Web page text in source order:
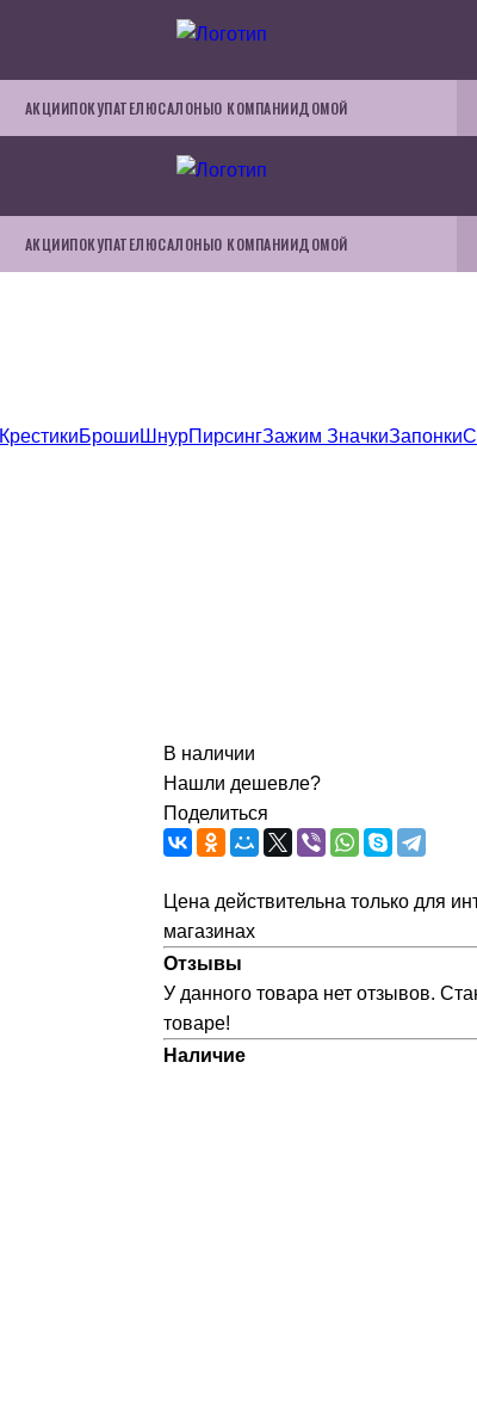
АКЦИИПОКУПАТЕЛЮСАЛОНЫО КОМПАНИИДОМОЙ
АКЦИИПОКУПАТЕЛЮСАЛОНЫО КОМПАНИИДОМОЙ
КрестикиБроши ШнурПирсингЗажим ЗначкиЗапонки
В наличии
Нашли дешевле?
Поделиться
Цена действительна только для
магазинах
Отзывы
У данного товара нет отзывов.
товаре!
Наличие